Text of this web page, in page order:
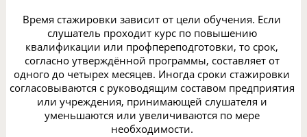
Время стажировки зависит от цели обучения. Если
слушатель проходит курс по повышению
квалификации или профпереподготовки, то срок,
согласно утверждённой программы, составляет от
одного до четырех месяцев. Иногда сроки стажировки
согласовываются с руководящим составом предприятия
или учреждения, принимающей слушателя и
уменьшаются или увеличиваются по мере
необходимости.